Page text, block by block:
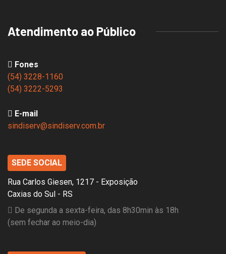
Atendimento ao Público
Fones
(54) 3228-1160
(54) 3222-5293
E-mail
sindiserv@sindiserv.com.br
SEDE SOCIAL
Rua Carlos Giesen, 1217 - Exposição
Caxias do Sul - RS
De segunda a sexta-feira, das 8h30min às 18h
(sem fechar ao meio-dia)